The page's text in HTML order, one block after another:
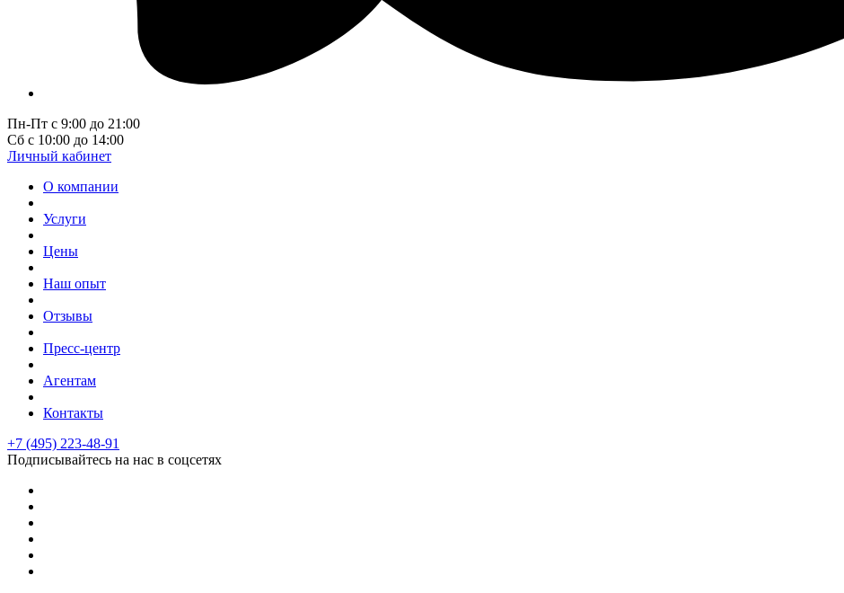
Пн-Пт с 9:00 до 21:00
Сб с 10:00 до 14:00
Личный кабинет
О компании
Услуги
Цены
Наш опыт
Отзывы
Пресс-центр
Агентам
Контакты
+7 (495) 223-48-91
Подписывайтесь на нас в соцсетях